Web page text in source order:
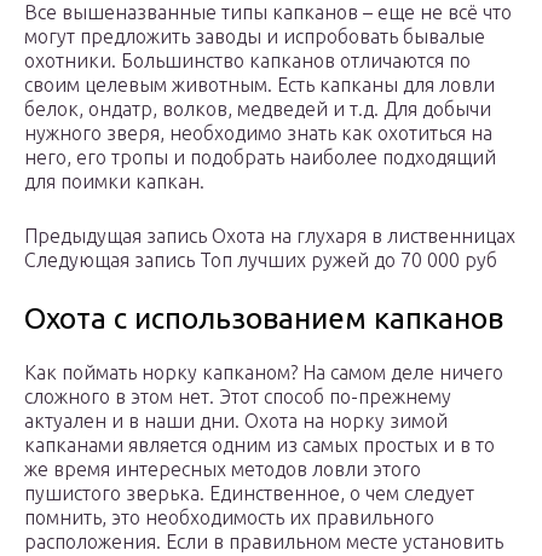
Все вышеназванные типы капканов – еще не всё что
могут предложить заводы и испробовать бывалые
охотники. Большинство капканов отличаются по
своим целевым животным. Есть капканы для ловли
белок, ондатр, волков, медведей и т.д. Для добычи
нужного зверя, необходимо знать как охотиться на
него, его тропы и подобрать наиболее подходящий
для поимки капкан.
Предыдущая запись Охота на глухаря в лиственницах
Следующая запись Топ лучших ружей до 70 000 руб
Охота с использованием капканов
Как поймать норку капканом? На самом деле ничего
сложного в этом нет. Этот способ по-прежнему
актуален и в наши дни. Охота на норку зимой
капканами является одним из самых простых и в то
же время интересных методов ловли этого
пушистого зверька. Единственное, о чем следует
помнить, это необходимость их правильного
расположения. Если в правильном месте установить